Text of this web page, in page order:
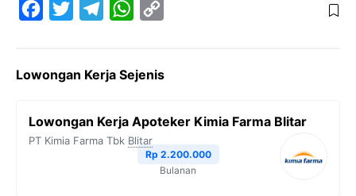
e
o
t
e
e
r
W
t
A
p
y
i
n
k
Lowongan Kerja Sejenis
Lowongan Kerja Apoteker Kimia Farma Blitar
PT Kimia Farma Tbk Blitar
Rp 2.200.000
Bulanan